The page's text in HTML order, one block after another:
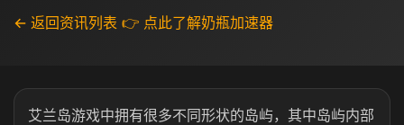
← 返回资讯列表 👉 点此了解奶瓶加速器
艾兰岛游戏中拥有很多不同形状的岛屿，其中岛屿内部